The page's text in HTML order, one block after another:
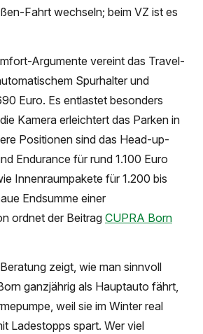
Fahrt wechseln; beim VZ ist es
Argumente vereint das Travel-
Spurhalter und
Euro. Es entlastet besonders
Kamera erleichtert das Parken in
Positionen sind das Head-up-
Endurance für rund 1.100 Euro
Innenraumpakete für 1.200 bis
Endsumme einer
ordnet der Beitrag CUPRA Born
zeigt, wie man sinnvoll
ganzjährig als Hauptauto fährt,
weil sie im Winter real
Ladestopps spart. Wer viel